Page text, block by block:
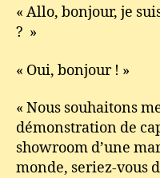
« Allo, bonjour, je
? »
« Oui, bonjour ! »
« Nous souhaitons
démonstration de
showroom d’une
monde, seriez-vous